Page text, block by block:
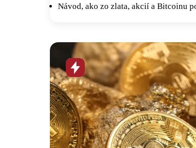
Návod, ako zo zlata, akcií a Bitcoinu
Horúca
novinka